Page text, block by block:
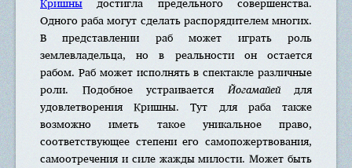
Одного раба могут сделать распорядителем многих.
В представлении раб может играть роль
землевладельца, но в реальности он остается
рабом. Раб может исполнять в спектакле различные
роли. Подобное устраиваетсяЙогамайейдля
удовлетворения Кришны. Тут для раба также
возможно иметь такое уникальное право,
соответствующее степени его самопожертвования,
самоотречения и силе жажды милости. Может быть